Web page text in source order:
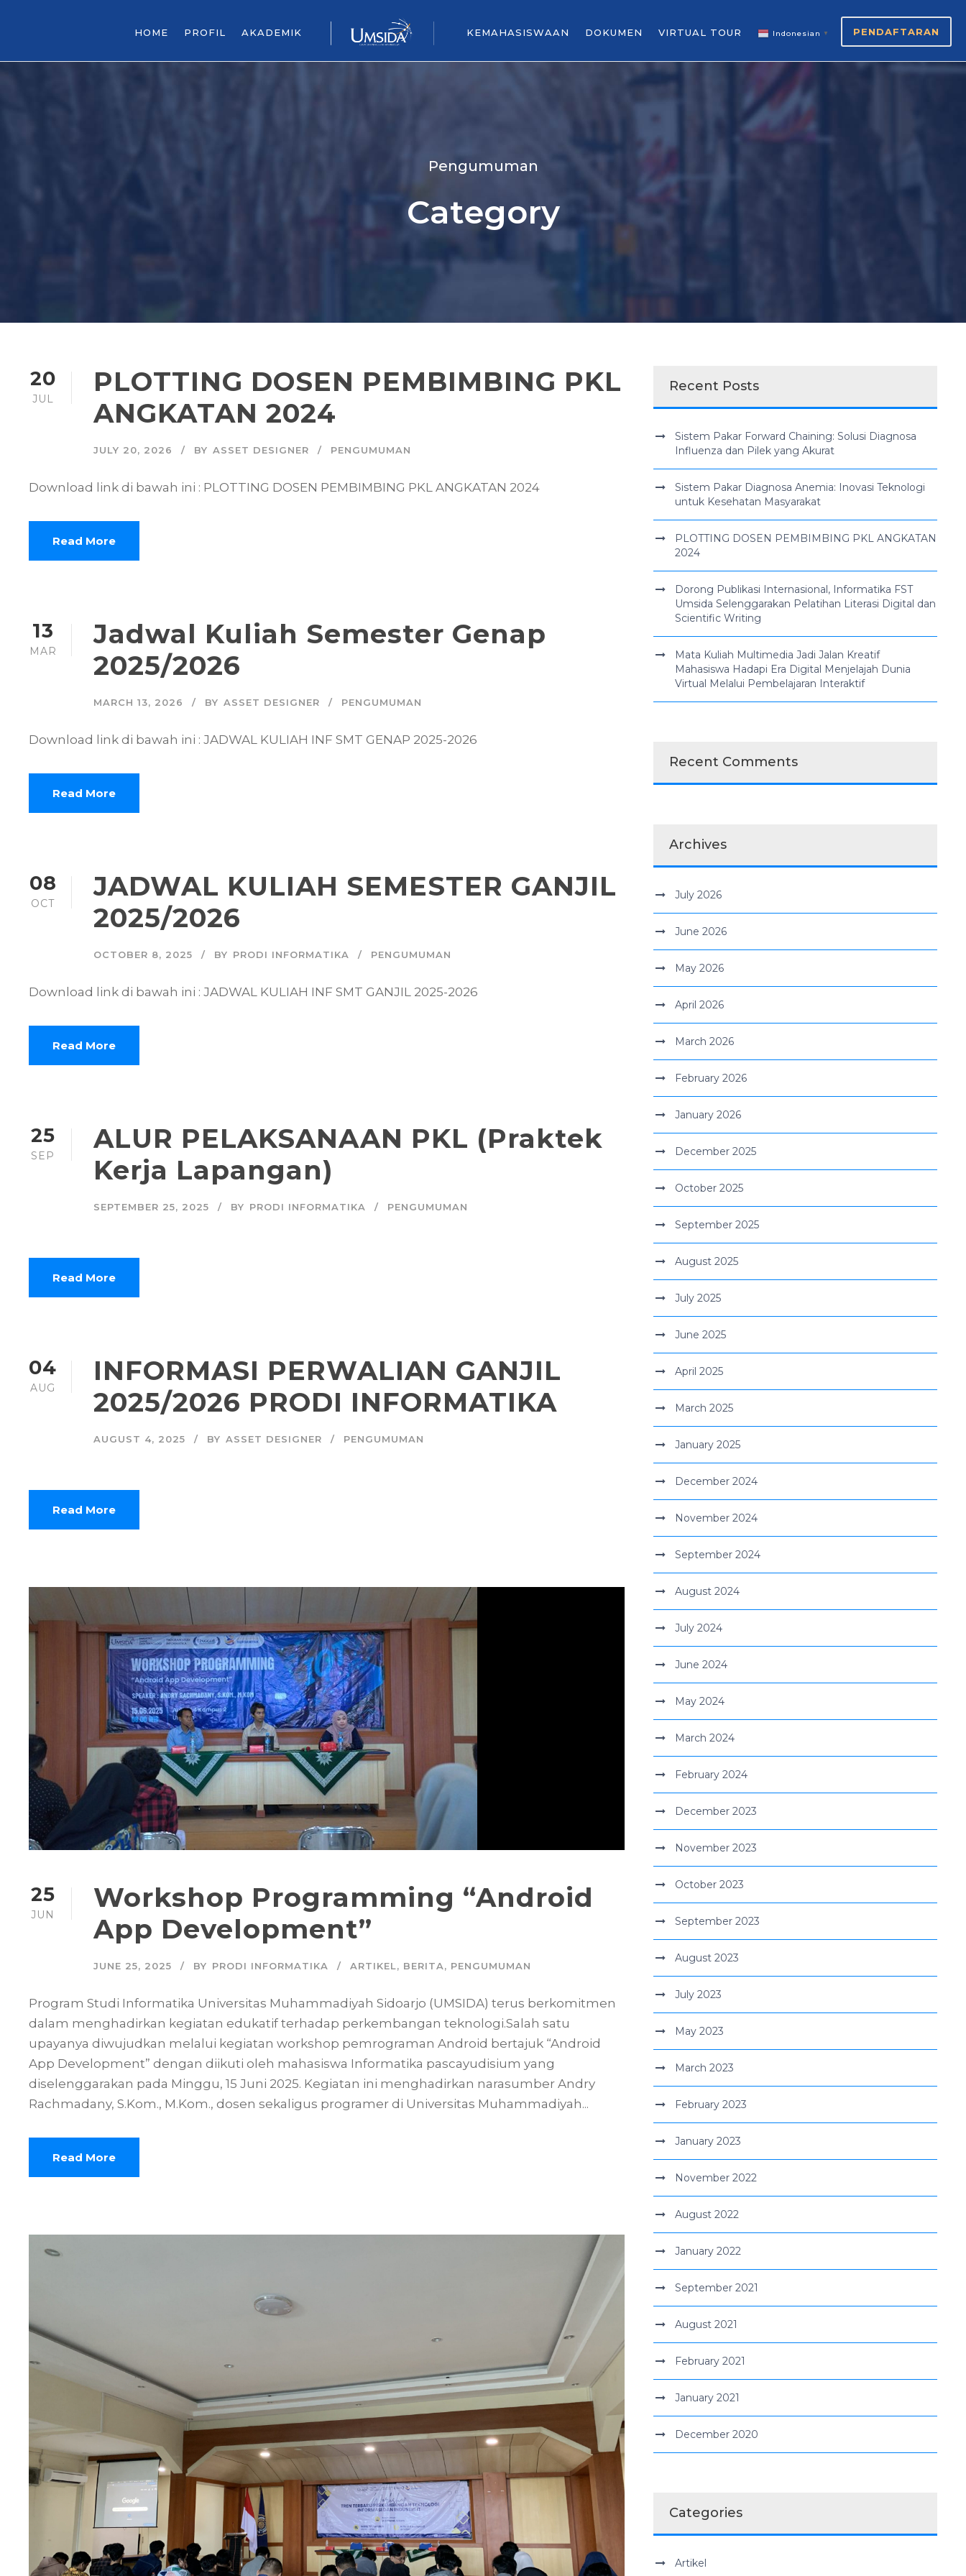
HOME PROFIL AKADEMIK KEMAHASISWAAN DOKUMEN VIRTUAL TOUR Indonesian ▼ PENDAFTARAN
Pengumuman
Category
20
JUL
PLOTTING DOSEN PEMBIMBING PKL
ANGKATAN 2024
JULY 20, 2026 BY ASSET DESIGNER PENGUMUMAN
Download link di bawah ini : PLOTTING DOSEN PEMBIMBING PKL ANGKATAN 2024
Read More
13
MAR
Jadwal Kuliah Semester Genap
2025/2026
MARCH 13, 2026 BY ASSET DESIGNER PENGUMUMAN
Download link di bawah ini : JADWAL KULIAH INF SMT GENAP 2025-2026
Read More
08
OCT
JADWAL KULIAH SEMESTER GANJIL
2025/2026
OCTOBER 8, 2025 BY PRODI INFORMATIKA PENGUMUMAN
Download link di bawah ini : JADWAL KULIAH INF SMT GANJIL 2025-2026
Read More
25
SEP
ALUR PELAKSANAAN PKL (Praktek
Kerja Lapangan)
SEPTEMBER 25, 2025 BY PRODI INFORMATIKA PENGUMUMAN
Read More
04
AUG
INFORMASI PERWALIAN GANJIL
2025/2026 PRODI INFORMATIKA
AUGUST 4, 2025 BY ASSET DESIGNER PENGUMUMAN
Read More
25
JUN
Workshop Programming “Android
App Development”
JUNE 25, 2025 BY PRODI INFORMATIKA ARTIKEL, BERITA, PENGUMUMAN
Program Studi Informatika Universitas Muhammadiyah Sidoarjo (UMSIDA) terus berkomitmen
dalam menghadirkan kegiatan edukatif terhadap perkembangan teknologi.Salah satu
upayanya diwujudkan melalui kegiatan workshop pemrograman Android bertajuk “Android
App Development” dengan diikuti oleh mahasiswa Informatika pascayudisium yang
diselenggarakan pada Minggu, 15 Juni 2025. Kegiatan ini menghadirkan narasumber Andry
Rachmadany, S.Kom., M.Kom., dosen sekaligus programer di Universitas Muhammadiyah...
Read More
Recent Posts
Sistem Pakar Forward Chaining: Solusi Diagnosa
Influenza dan Pilek yang Akurat
Sistem Pakar Diagnosa Anemia: Inovasi Teknologi
untuk Kesehatan Masyarakat
PLOTTING DOSEN PEMBIMBING PKL ANGKATAN
2024
Dorong Publikasi Internasional, Informatika FST
Umsida Selenggarakan Pelatihan Literasi Digital dan
Scientific Writing
Mata Kuliah Multimedia Jadi Jalan Kreatif
Mahasiswa Hadapi Era Digital Menjelajah Dunia
Virtual Melalui Pembelajaran Interaktif
Recent Comments
Archives
July 2026
June 2026
May 2026
April 2026
March 2026
February 2026
January 2026
December 2025
October 2025
September 2025
August 2025
July 2025
June 2025
April 2025
March 2025
January 2025
December 2024
November 2024
September 2024
August 2024
July 2024
June 2024
May 2024
March 2024
February 2024
December 2023
November 2023
October 2023
September 2023
August 2023
July 2023
May 2023
March 2023
February 2023
January 2023
November 2022
August 2022
January 2022
September 2021
August 2021
February 2021
January 2021
December 2020
Categories
Artikel